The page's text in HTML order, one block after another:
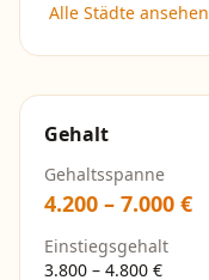
Alle Städte ansehen
Gehalt
Gehaltsspanne
4.200 – 7.000 €
Einstiegsgehalt
3.800 – 4.800 €